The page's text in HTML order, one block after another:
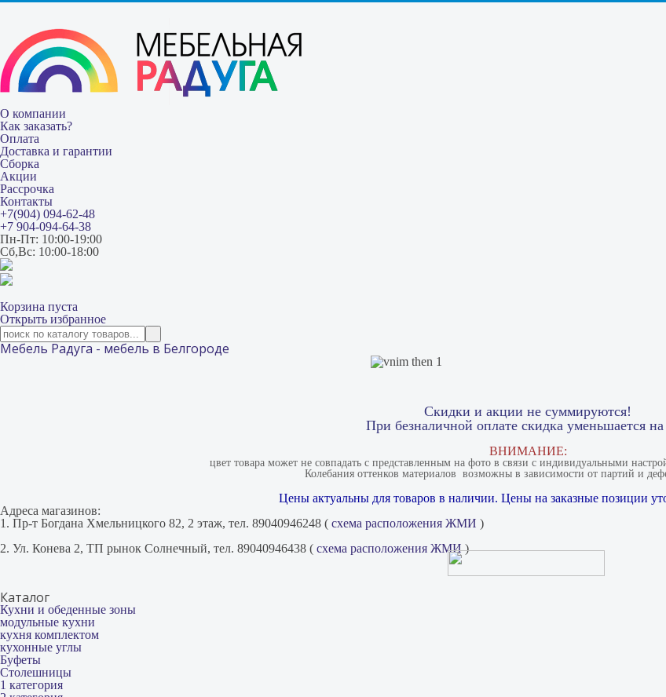
О компании
Как заказать?
Оплата
Доставка и гарантии
Сборка
Акции
Рассрочка
Контакты
+7(904) 094-62-48
+7 904-094-64-38
Пн-Пт: 10:00-19:00
Сб,Вс: 10:00-18:00
Корзина пуста
Открыть избранное
Мебель Радуга - мебель в Белгороде
Скидки и акции не суммируются!
При безналичной оплате скидка уменьшается
ВНИМАНИЕ:
цвет товара может не совпадать с представленным на фото в связи с индивидуальными
Колебания оттенков материалов​ ​ возможны в зависимости от партий и
Цены актуальны для товаров в наличии. Цены на заказные позиции
Адреса магазинов:
1. Пр-т Богдана Хмельницкого 82, 2 этаж, тел. 89040946248 ( схема расположения ЖМИ )
2. Ул. Конева 2, ТП рынок Солнечный, тел. 89040946438 ( схема расположения ЖМИ)
Каталог
Кухни и обеденные зоны
модульные кухни
кухня комплектом
кухонные углы
Буфеты
Столешницы
1 категория